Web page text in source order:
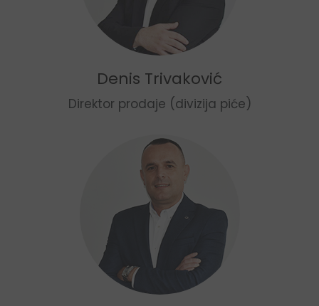
Denis Trivaković
Direktor prodaje (divizija piće)